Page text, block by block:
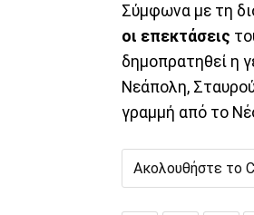
Σύμφωνα με τη
οι επεκτάσεις
δημοπρατηθεί η
Νεάπολη,
γραμμή από το
Ακολουθήστε το